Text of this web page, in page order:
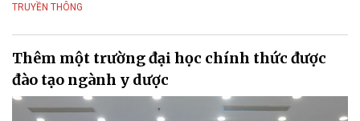
TRUYỀN THÔNG
Thêm một trường đại học chính thức được
đào tạo ngành y dược